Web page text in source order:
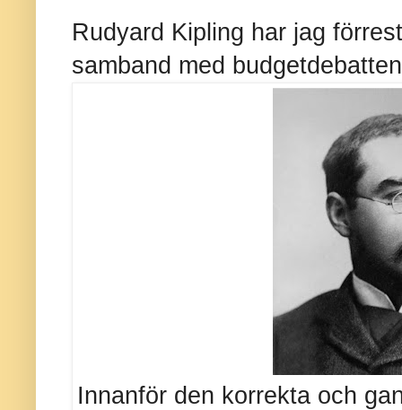
Rudyard Kipling har jag
samband med
Innanför den korrekta och